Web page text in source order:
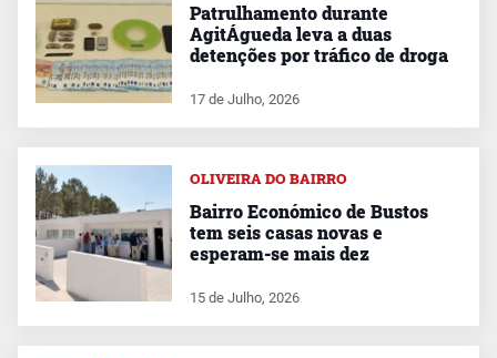
Patrulhamento durante
AgitÁgueda leva a duas
detenções por tráfico de droga
17 de Julho, 2026
OLIVEIRA DO BAIRRO
Bairro Económico de Bustos
tem seis casas novas e
esperam-se mais dez
15 de Julho, 2026